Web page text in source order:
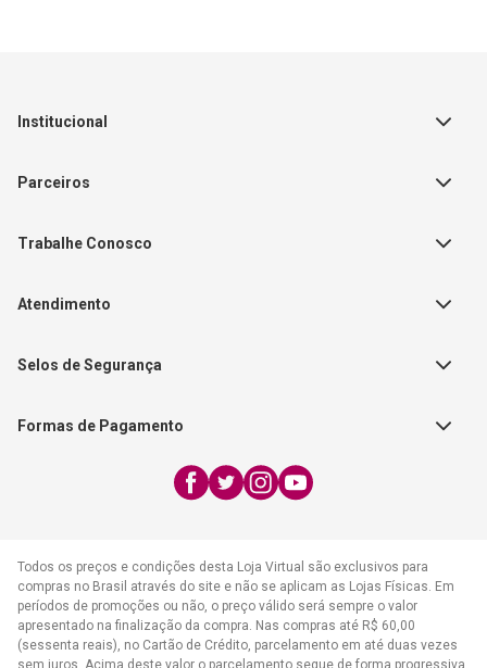
Institucional
Sobre a Empresa
Política de Vendas
Catálogos de Produtos
Parceiros
Teste Maeztra
Editorial Patmos
FAECAD
Trabalhe Conosco
Fale Conosco
Nossas Lojas
Atendimento
17:30h
WhatsApp:
atendimento@cpad.com.br
Selos de Segurança
Formas de Pagamento
Todos os preços e condições desta Loja Virtual são exclusivos para
compras no Brasil através do site e não se aplicam as Lojas Físicas. Em
períodos de promoções ou não, o preço válido será sempre o valor
apresentado na finalização da compra. Nas compras até R$ 60,00
(sessenta reais), no Cartão de Crédito, parcelamento em até duas vezes